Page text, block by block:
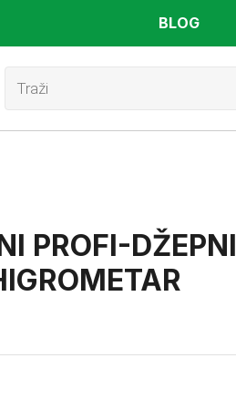
BLOG
Products
search
PROFI-DŽEPNI